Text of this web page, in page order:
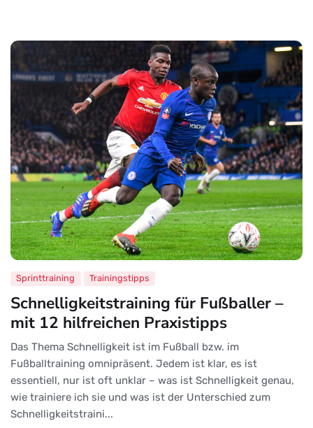
Schnelligkeitstraining für Fußballer –
mit 12 hilfreichen Praxistipps
Das Thema Schnelligkeit ist im Fußball bzw. im
Fußballtraining omnipräsent. Jedem ist klar, es ist
essentiell, nur ist oft unklar – was ist Schnelligkeit genau,
wie trainiere ich sie und was ist der Unterschied zum
Schnelligkeitstraini...
Sprinttraining Trainingstipps